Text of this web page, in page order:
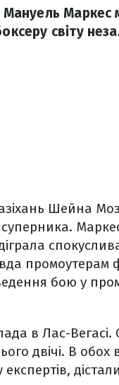
Маркес
світу
Шейна
промоутерам
бою у
в Лас-Вегасі.
двічі. В